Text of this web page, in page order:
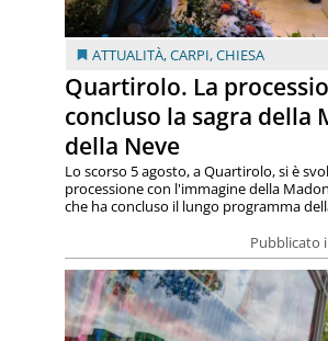
ATTUALITÀ,CARPI,CHIESA
Quartirolo. La
concluso la sagra della
della Neve
Pubblicato
Lo scorso 5 agosto, a Quartirolo, si è
processione con l'immagine della
che ha concluso il lungo programma